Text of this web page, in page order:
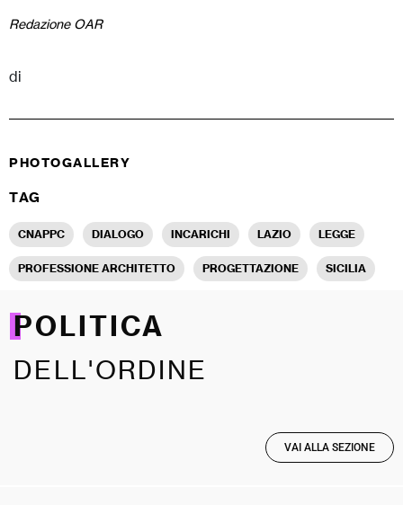
Redazione OAR
di
PHOTOGALLERY
TAG
CNAPPC DIALOGO INCARICHI LAZIO LEGGE
PROFESSIONE ARCHITETTO PROGETTAZIONE SICILIA
POLITICA
DELL'ORDINE
VAI ALLA SEZIONE